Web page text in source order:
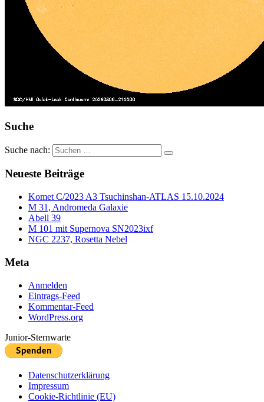
Suche
Suche nach:
Neueste Beiträge
Komet C/2023 A3 Tsuchinshan-ATLAS 15.10.2024
M 31, Andromeda Galaxie
Abell 39
M 101 mit Supernova SN2023ixf
NGC 2237, Rosetta Nebel
Meta
Anmelden
Eintrags-Feed
Kommentar-Feed
WordPress.org
Junior-Sternwarte
Datenschutzerklärung
Impressum
Cookie-Richtlinie (EU)